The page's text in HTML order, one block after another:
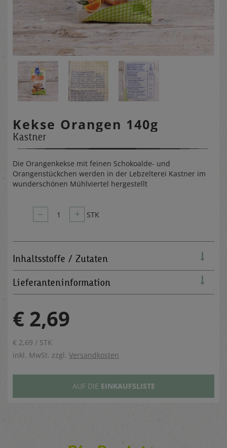
Kekse Orangen 140g
Kastner
Die Orangenkekse mit feinen Schokoalde- und
Orangenstückchen werden in der Lebzelterei Kastner im
wunderschönen Mühlviertel hergestellt
– 1 + STK
Inhaltsstoffe / Zutaten
Lieferanteninformation
€ 2,69
€ 2,69 / STK
inkl. MwSt. zzgl. Versandkosten
AUF DIE EINKAUFSLISTE